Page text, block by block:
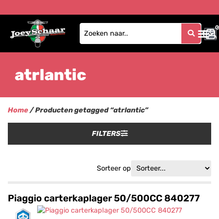
0
0
atrlantic
Home/ Producten getagged “atrlantic”
FILTERS
Sorteer op
Piaggio carterkaplager 50/500CC 840277